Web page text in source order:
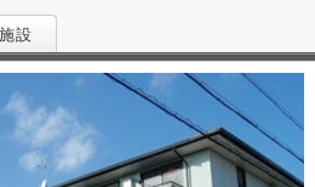
設